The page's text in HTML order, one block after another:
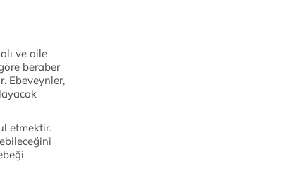
ve aile
beraber
Ebeveynler,
etmektir.